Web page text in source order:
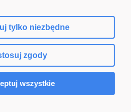
wersję strony
Shoper.pl
tylko niezbędne
zgody
wszystkie